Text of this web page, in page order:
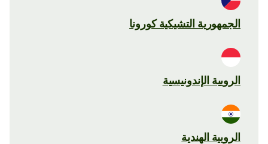
الجمهورية التشيكية كورونا
الروبية الإندونيسية
الروبية الهندية